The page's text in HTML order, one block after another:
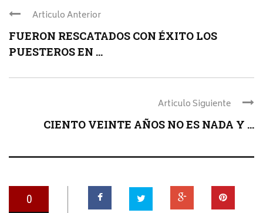
Articulo Anterior
FUERON RESCATADOS CON ÉXITO LOS
PUESTEROS EN ...
Articulo Siguiente
CIENTO VEINTE AÑOS NO ES NADA Y ...
0